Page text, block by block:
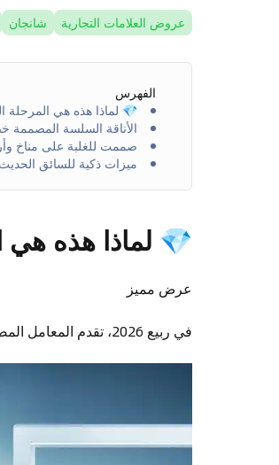
عروض العلامات التجارية شانجان
الفهرس
💎 لماذا هذه هي المرحلة
الأناقة السلسة
صممت للغلبة على مناخ
ميزات ذكية للسائق
💎 لماذا هذه هي
عرض مميز
في ربيع 2026، تقدم المعامل المصرح بها الحزمة الأكثر تنافسية لهذا العام على شانغان ألسبين. إليكم ما هو متاح بالفعل: